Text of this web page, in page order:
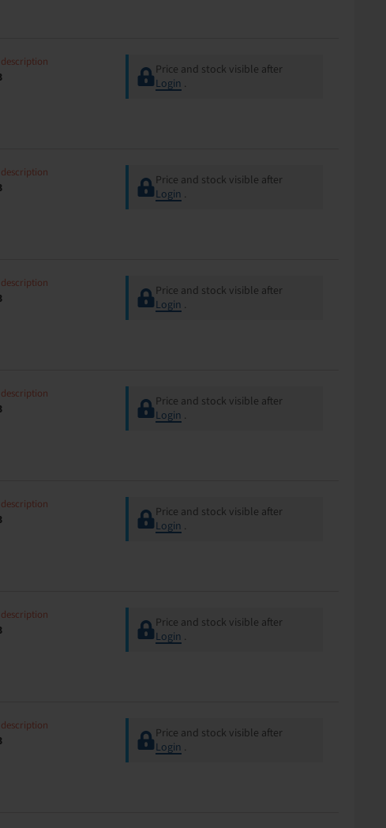
Price and stock visible after
Login .
Price and stock visible after
Login .
Price and stock visible after
Login .
Price and stock visible after
Login .
Price and stock visible after
Login .
Price and stock visible after
Login .
Price and stock visible after
Login .